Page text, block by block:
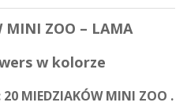
MINI ZOO – LAMA
w kolorze
MIEDZIAKÓW MINI ZOO .